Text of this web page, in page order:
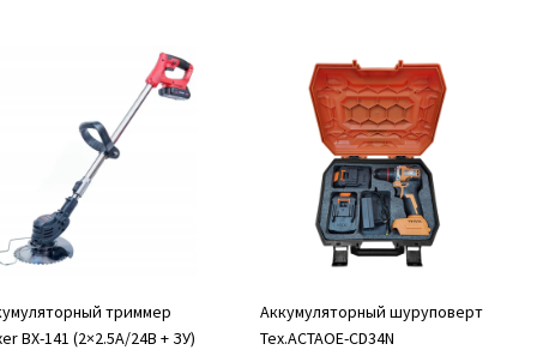
механизмов. Они обладают следующими
к высоким температурам и давлению.
- от бытовых до промышленных.
других деталей, которые работают под высокой нагрузкой.
от ведущих производителей. Наши смазки соответствуют
триммер
BX-141 (2×2.5А/24В + ЗУ)
Аккумуляторный шуруповерт
Tex.ACTAOE-CD34N